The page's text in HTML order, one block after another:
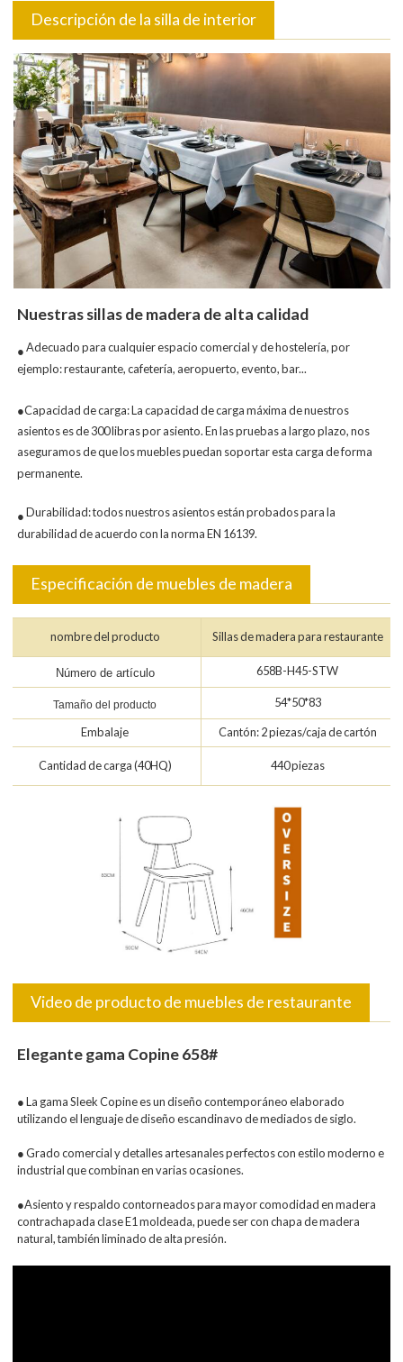
Descripción de la silla de interior
Nuestras sillas de madera de alta calidad
● Adecuado para cualquier espacio comercial y de hostelería, por
ejemplo: restaurante, cafetería, aeropuerto, evento, bar...
●Capacidad de carga: La capacidad de carga máxima de nuestros
asientos es de 300 libras por asiento. En las pruebas a largo plazo, nos
aseguramos de que los muebles puedan soportar esta carga de forma
permanente.
● Durabilidad: todos nuestros asientos están probados para la
durabilidad de acuerdo con la norma EN 16139.
Especificación de muebles de madera
nombre del producto Sillas de madera para restaurante
Número de artículo 658B-H45-STW
Tamaño del producto 54*50*83
Embalaje Cantón: 2 piezas/caja de cartón
Cantidad de carga (40HQ) 440 piezas
Video de producto de muebles de restaurante
Elegante gama Copine 658#
● La gama Sleek Copine es un diseño contemporáneo elaborado
utilizando el lenguaje de diseño escandinavo de mediados de siglo.
● Grado comercial y detalles artesanales perfectos con estilo moderno e
industrial que combinan en varias ocasiones.
●Asiento y respaldo contorneados para mayor comodidad en madera
contrachapada clase E1 moldeada, puede ser con chapa de madera
natural, también liminado de alta presión.